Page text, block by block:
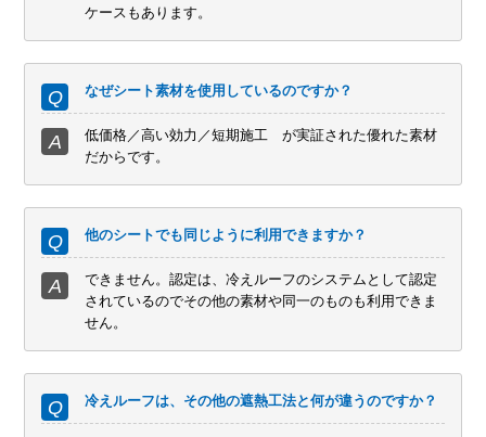
ケースもあります。
なぜシート素材を使用しているのですか？
低価格／高い効力／短期施工 が実証された優れた素材
だからです。
他のシートでも同じように利用できますか？
できません。認定は、冷えルーフのシステムとして認定
されているのでその他の素材や同一のものも利用できま
せん。
冷えルーフは、その他の遮熱工法と何が違うのですか？